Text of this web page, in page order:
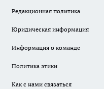
Редакционная политика
Юридическая информация
Информация о команде
Политика этики
Как с нами связаться